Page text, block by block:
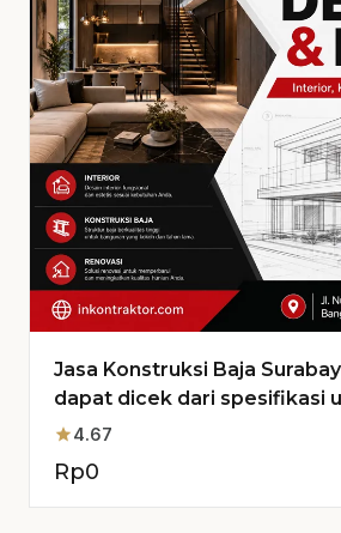
Jasa Konstruksi Baja
dapat dicek dari spesifikasi
Anda
star4.67
Rp0